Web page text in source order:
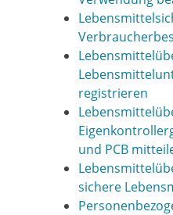
registrieren
und PCB
sichere